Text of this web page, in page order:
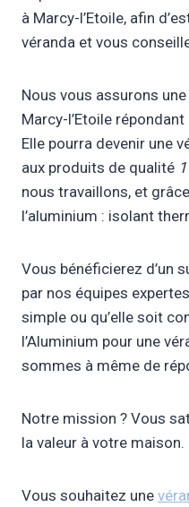
à Marcy-l’Etoile, afin
véranda et vous
Nous vous assurons une
Marcy-l’Etoile
Elle pourra devenir une
aux produits de qualité
nous travaillons, et
l’aluminium : isolant
Vous bénéficierez d’un
par nos équipes
simple ou qu’elle soit
l’Aluminium pour une
sommes à même de
Notre mission ? Vous
la valeur à votre maison.
Vous souhaitez une